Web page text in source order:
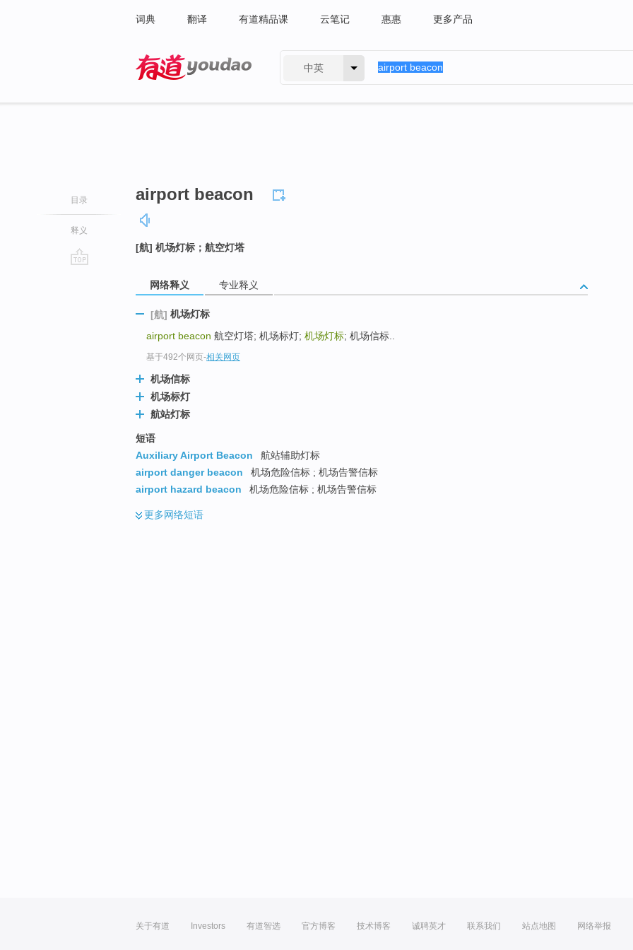
词典 翻译 有道精品课 云笔记 惠惠 更多产品
中英
目录
释义
airport beacon
[航] 机场灯标；航空灯塔
网络释义 专业释义
[航] 机场灯标
airport beacon 航空灯塔; 机场标灯; 机场灯标; 机场信标..
基于492个网页-相关网页
机场信标
机场标灯
航站灯标
短语
Auxiliary Airport Beacon
航站辅助灯标
airport danger beacon
机场危险信标 ; 机场告警信标
airport hazard beacon
机场危险信标 ; 机场告警信标
更多网络短语
关于有道 Investors 有道智选 官方博客 技术博客 诚聘英才 联系我们 站点地图 网络举报